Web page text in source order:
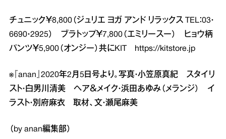
チュニック￥8,800（ジュリエ ヨガ アンド リラックス TEL：03・
6690・2925） ブラトップ￥7,800（エミリースー） ヒョウ柄
パンツ￥5,900（オンジー）共にKIT
https://kitstore.jp
※『anan』2020年2月5日号より。写真・小笠原真紀 スタイリ
スト・白男川清美 ヘア＆メイク・浜田あゆみ（メランジ） イ
ラスト・別府麻衣 取材、文・瀬尾麻美
（by anan編集部）